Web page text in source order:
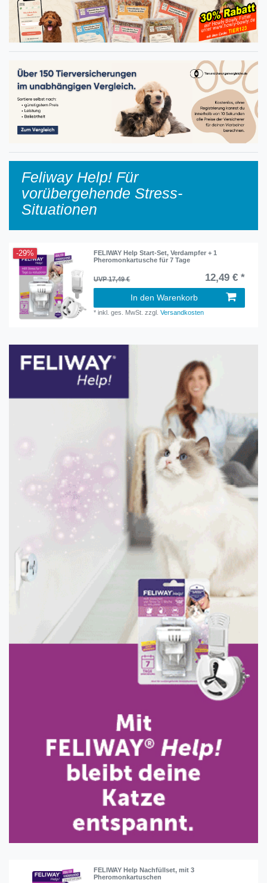
Feliway Help! Für
vorübergehende Stress-
Situationen
-29%
FELIWAY Help Start-Set, Verdampfer + 1
Pheromonkartusche für 7 Tage
UVP 17,49 € 12,49 € *
In den Warenkorb
*inkl. ges. MwSt. zzgl.Versandkosten
FELIWAY Help Nachfüllset, mit 3
Pheromonkartuschen